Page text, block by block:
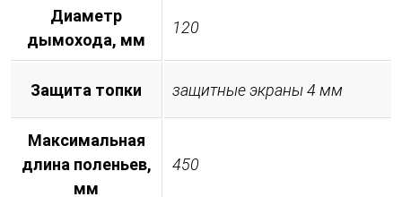
Диаметр
дымохода, мм
120
Защита топки защитные экраны 4 мм
Максимальная
длина поленьев,
мм
450